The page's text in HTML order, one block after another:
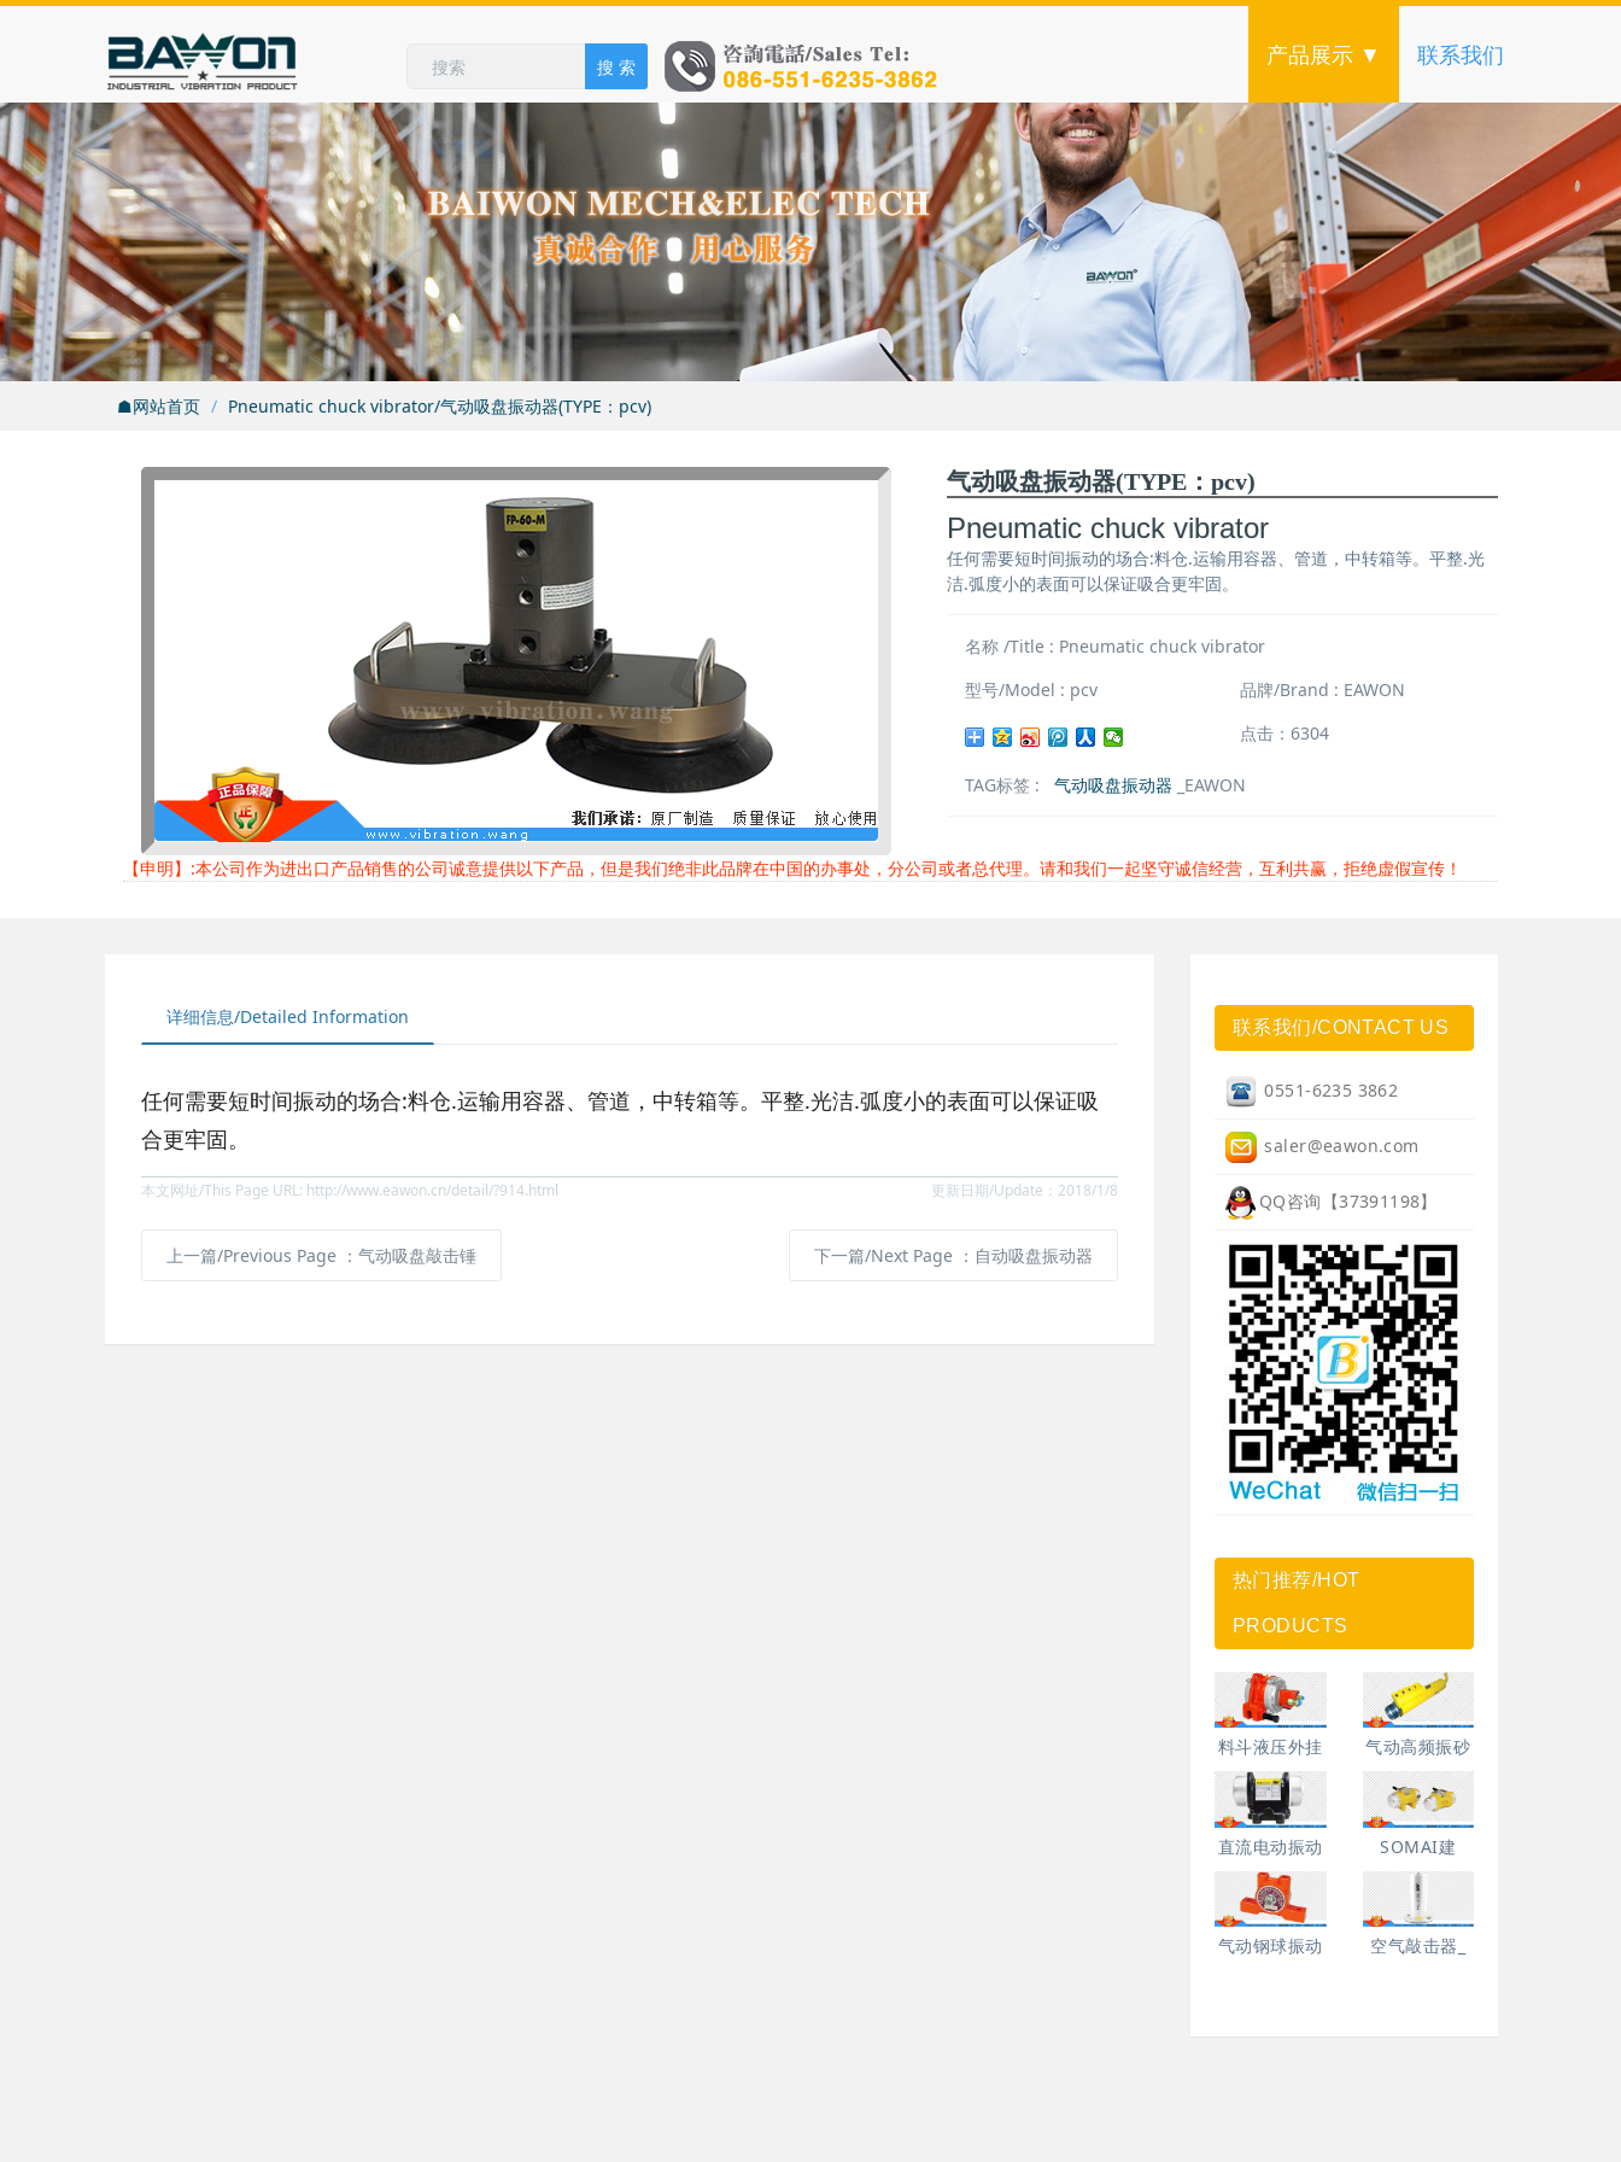
搜 索 产品展示 ▼ 联系我们
☗网站首页 Pneumatic chuck vibrator/气动吸盘振动器(TYPE：pcv)
气动吸盘振动器(TYPE：pcv)
Pneumatic chuck vibrator
任何需要短时间振动的场合:料仓.运输用容器、管道，中转箱等。平整.光
洁.弧度小的表面可以保证吸合更牢固。
名称 /Title : Pneumatic chuck vibrator
型号/Model : pcv
品牌/Brand : EAWON
点击：6304
TAG标签 : 气动吸盘振动器 _EAWON
【申明】:本公司作为进出口产品销售的公司诚意提供以下产品，但是我们绝非此品牌在中国的办事处，分公司或者总代理。请和我们一起坚守诚信经营，互利共赢，拒绝虚假宣传！
详细信息/Detailed Information
任何需要短时间振动的场合:料仓.运输用容器、管道，中转箱等。平整.光洁.弧度小的表面可以保证吸
合更牢固。
本文网址/This Page URL: http://www.eawon.cn/detail/?914.html 更新日期/Update：2018/1/8
上一篇/Previous Page ：气动吸盘敲击锤 下一篇/Next Page ：自动吸盘振动器
联系我们/CONTACT US
0551-6235 3862
saler@eawon.com
QQ咨询【37391198】
热门推荐/HOT
PRODUCTS
料斗液压外挂 气动高频振砂
直流电动振动 SOMAI建
气动钢球振动 空气敲击器_